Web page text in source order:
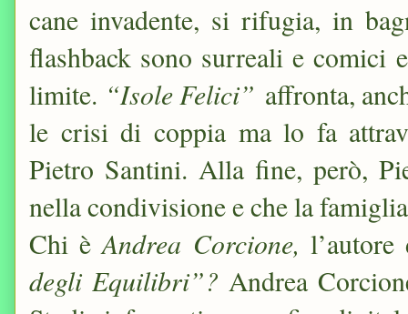
cane invadente, si rifugia, in
flashback sono surreali e comici
limite. “Isole Felici” affronta,
le crisi di coppia ma lo fa
Pietro Santini. Alla fine, però,
nella condivisione e che la
Chi èAndrea Corcione,
degli Equilibri”? Andrea